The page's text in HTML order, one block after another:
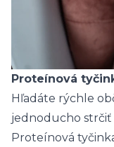
Proteínová
Hľadáte rýchle
jednoducho
Proteínová